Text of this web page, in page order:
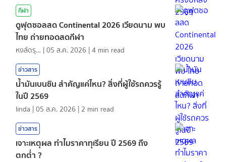
กีฬา
ดูฟุตซอลสด Continental 2026 เวียดนาม พบ
ไทย ถ่ายทอดสดกีฬา
หงส์ดรุณ |05 ส.ค. 2026 |4 min read
ข่าวสาร
น้ำมันเบนซิน สำคัญแค่ไหน? สิ่งที่ผู้ใช้รถควรรู้
ในปี 2569
linda |05 ส.ค. 2026 | 2 min read
ข่าวสาร
เจาะเหตุผล ทำไมราคาทุเรียน ปี 2569 ถึง
ตกต่ำ ?